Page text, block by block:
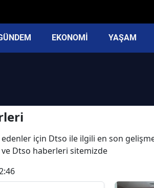
EKONOMİ YAŞAM
için Dtso ile ilgili en son
Dtso haberleri sitemizde